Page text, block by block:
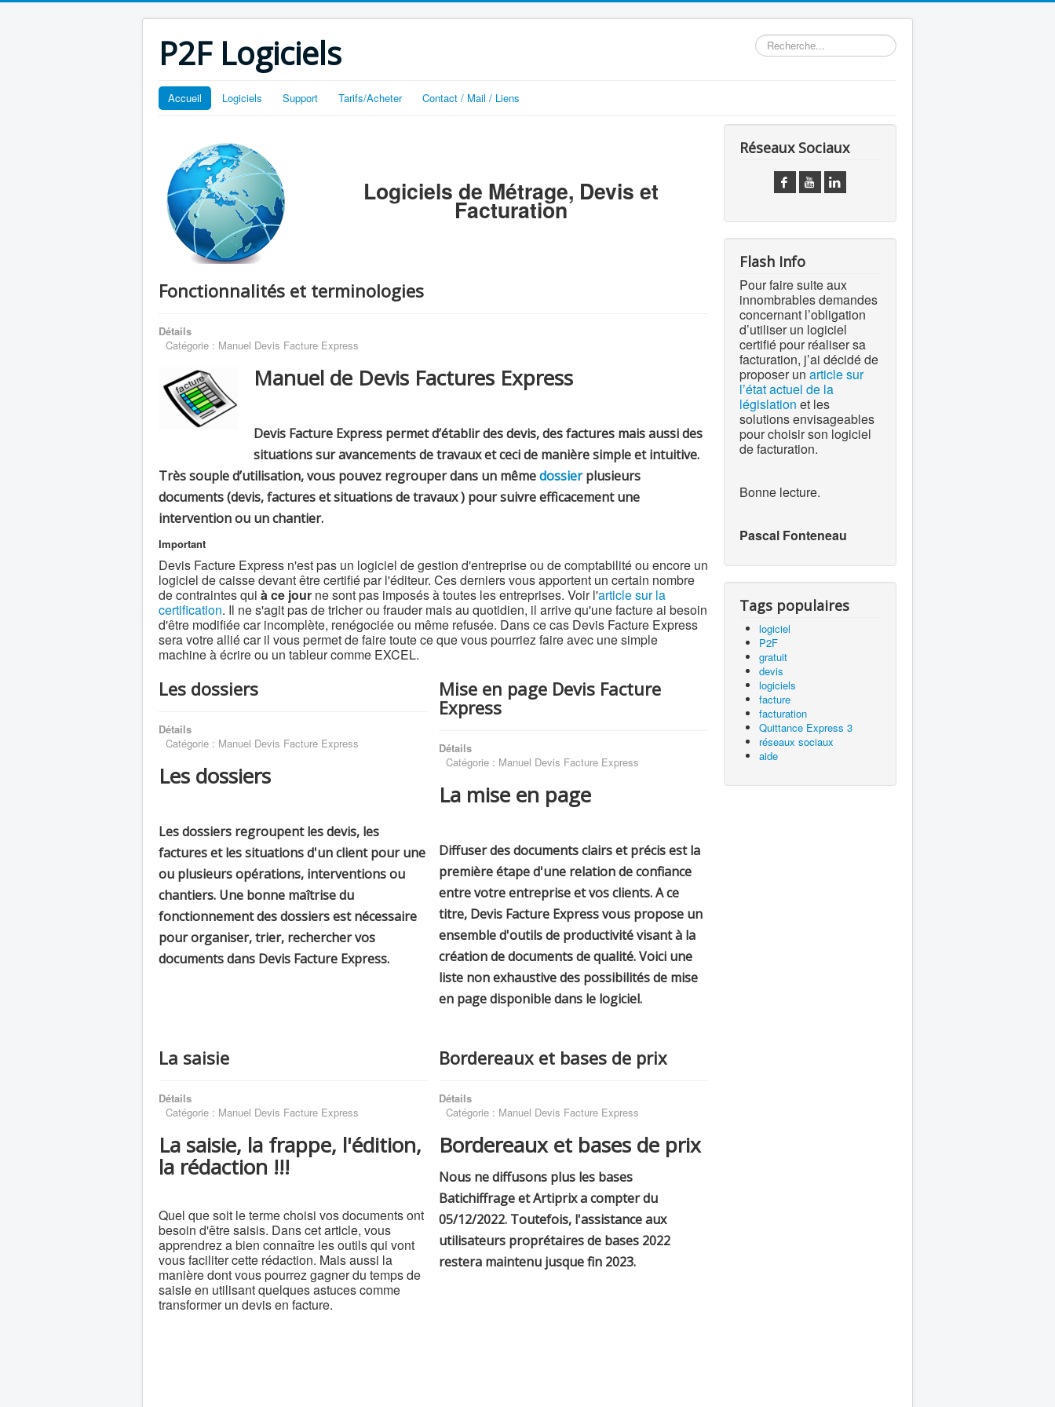
P2F Logiciels Rechercher
Accueil Logiciels Support Tarifs/Acheter Contact / Mail / Liens
Logiciels de Métrage, Devis et
Facturation
Fonctionnalités et terminologies
Détails
Catégorie : Manuel Devis Facture Express
Manuel de Devis Factures Express
Devis Facture Express permet d’établir des devis, des factures mais aussi des
situations sur avancements de travaux et ceci de manière simple et intuitive.
Très souple d’utilisation, vous pouvez regrouper dans un mêmedossierplusieurs
documents (devis, factures et situations de travaux ) pour suivre efficacement une
intervention ou un chantier.
Important
Devis Facture Express n'est pas un logiciel de gestion d'entreprise ou de comptabilité ou encore un
logiciel de caisse devant être certifié par l'éditeur. Ces derniers vous apportent un certain nombre
de contraintes qui à ce jour ne sont pas imposés à toutes les entreprises. Voir l'article sur la
certification. Il ne s'agit pas de tricher ou frauder mais au quotidien, il arrive qu'une facture ai besoin
d'être modifiée car incomplète, renégociée ou même refusée. Dans ce cas Devis Facture Express
sera votre allié car il vous permet de faire toute ce que vous pourriez faire avec une simple
machine à écrire ou un tableur comme EXCEL.
Les dossiers
Détails
Catégorie : Manuel Devis Facture Express
Les dossiers
Les dossiers regroupent les devis, les
factures et les situations d'un client pour une
ou plusieurs opérations, interventions ou
chantiers. Une bonne maîtrise du
fonctionnement des dossiers est nécessaire
pour organiser, trier, rechercher vos
documents dans Devis Facture Express.
Mise en page Devis Facture
Express
Détails
Catégorie : Manuel Devis Facture Express
La mise en page
Diffuser des documents clairs et précis est la
première étape d'une relation de confiance
entre votre entreprise et vos clients. A ce
titre, Devis Facture Express vous propose un
ensemble d'outils de productivité visant à la
création de documents de qualité. Voici une
liste non exhaustive des possibilités de mise
en page disponible dans le logiciel.
La saisie
Détails
Catégorie : Manuel Devis Facture Express
La saisie, la frappe, l'édition,
la rédaction !!!
Quel que soit le terme choisi vos documents ont
besoin d'être saisis. Dans cet article, vous
apprendrez a bien connaître les outils qui vont
vous faciliter cette rédaction. Mais aussi la
manière dont vous pourrez gagner du temps de
saisie en utilisant quelques astuces comme
transformer un devis en facture.
Bordereaux et bases de prix
Détails
Catégorie : Manuel Devis Facture Express
Bordereaux et bases de prix
Nous ne diffusons plus les bases
Batichiffrage et Artiprix a compter du
05/12/2022. Toutefois, l'assistance aux
utilisateurs proprétaires de bases 2022
restera maintenu jusque fin 2023.
Réseaux Sociaux
Flash Info
Pour faire suite aux
innombrables demandes
concernant l’obligation
d’utiliser un logiciel
certifié pour réaliser sa
facturation, j’ai décidé de
proposer un article sur
l’état actuel de la
législation et les
solutions envisageables
pour choisir son logiciel
de facturation.
Bonne lecture.
Pascal Fonteneau
Tags populaires
logiciel
P2F
gratuit
devis
logiciels
facture
facturation
Quittance Express 3
réseaux sociaux
aide